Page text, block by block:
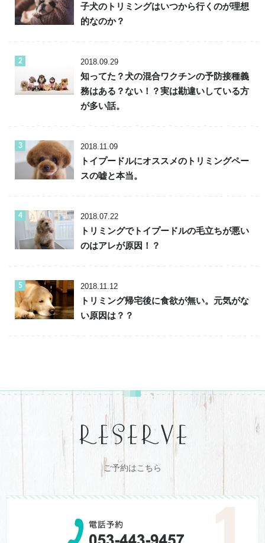
子犬のトリミングはいつから行くのが理想
的なのか？
2018.09.29
知ってた？犬の混合ワクチンの予防接種義
務はある？ない！？実は勘違いしている方
が多い話。
2018.11.09
トイプードルにオススメのトリミングペー
スの嘘と本当。
2018.07.22
トリミングでトイプードルの毛立ちが悪い
のはアレが原因！？
2018.11.12
トリミング帰宅後に食欲が無い。元気がな
い原因は？？
ご予約はこちら